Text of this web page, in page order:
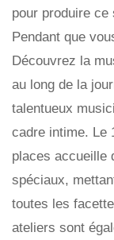
pour produire ce
Pendant que
Découvrez la
au long de la
talentueux
cadre intime. Le
places accueille
spéciaux,
toutes les
ateliers sont